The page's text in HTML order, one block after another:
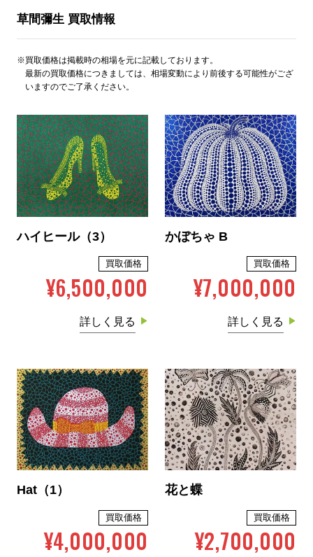
草間彌生 買取情報
※買取価格は掲載時の相場を元に記載しております。
最新の買取価格につきましては、相場変動により前後する可能性がござ
いますのでご了承ください。
ハイヒール（3）
買取価格
¥6,500,000
詳しく見る
かぼちゃ B
買取価格
¥7,000,000
詳しく見る
Hat（1）
買取価格
¥4,000,000
花と蝶
買取価格
¥2,700,000